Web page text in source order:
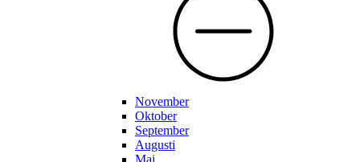
November
Oktober
September
Augusti
Maj